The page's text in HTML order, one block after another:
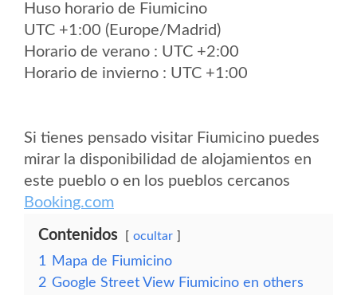
Huso horario de Fiumicino
UTC +1:00 (Europe/Madrid)
Horario de verano : UTC +2:00
Horario de invierno : UTC +1:00
Si tienes pensado visitar Fiumicino puedes
mirar la disponibilidad de alojamientos en
este pueblo o en los pueblos cercanos
Booking.com
Contenidos ocultar
1
Mapa de Fiumicino
2 Google Street View Fiumicino en others